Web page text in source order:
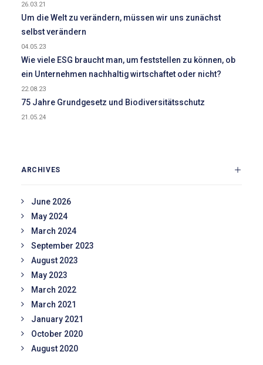
26.03.21
Um die Welt zu verändern, müssen wir uns zunächst
selbst verändern
04.05.23
Wie viele ESG braucht man, um feststellen zu können, ob
ein Unternehmen nachhaltig wirtschaftet oder nicht?
22.08.23
75 Jahre Grundgesetz und Biodiversitätsschutz
21.05.24
ARCHIVES
June 2026
May 2024
March 2024
September 2023
August 2023
May 2023
March 2022
March 2021
January 2021
October 2020
August 2020